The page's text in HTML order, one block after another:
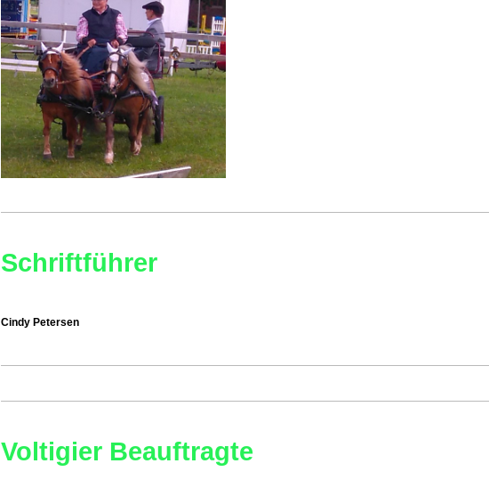
Schriftführer
Cindy Petersen
Voltigier Beauftragte